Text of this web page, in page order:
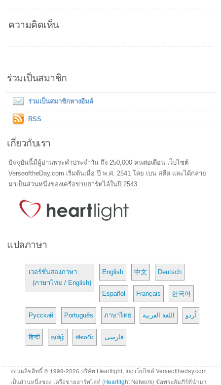
ความคิดเห็น
ร่วมเป็นสมาชิก
ร่วมเป็นสมาชิกทางอีมล์
RSS
เกี่ยวกับเรา
ปัจจุบันนี้มีผู้อ่านพระคำประจำวัน ถึง 250,000 คนต่อเดือน เว็บไซต์
VerseoftheDay.com เริ่มต้นเมื่อ ปี พ.ศ. 2541 โดย เบน สตีด และได้กลาย
มาเป็นส่วนหนึ่งของเครือข่ายฮาร์ทไล์ในปี 2543
แปลภาษา
เวอร์ชั่นสองภาษา:
(ภาษาไทย / English)
English 中文 Deutsch
Español Français 한국어
Русский Português ภาษาไทย اللغة العربية اُردو
हिन्दी தமிழ் తెలుగు فارسی
สงวนลิขสิทธิ์ © 1998-2026 บริษัท Heartlight, Inc เว็บไซต์ Verseoftheday.com
เป็นส่วนหนึ่งของ เครือข่ายฮาร์ทไลท์ (Heartlight Network) ข้อพระคัมภีร์ที่นำมา